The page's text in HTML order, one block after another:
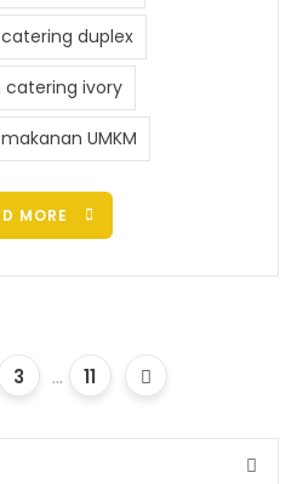
duplex
catering ivory
UMKM
MORE
3 ... 11